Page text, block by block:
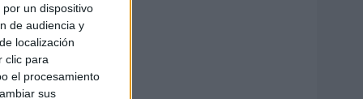
un dispositivo
de audiencia y
localización
clic para
el procesamiento
sus